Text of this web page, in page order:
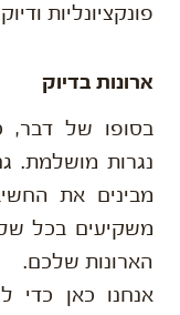
פונקציונליות
ארונות בדיוק
בסופו של דבר,
נגרות מושלמת.
מבינים את
משקיעים בכל
הארונות שלכם.
אנחנו כאן כדי